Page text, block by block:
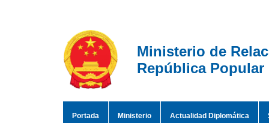
Ministerio de
República Popular
Portada Ministerio Actualidad Diplomática